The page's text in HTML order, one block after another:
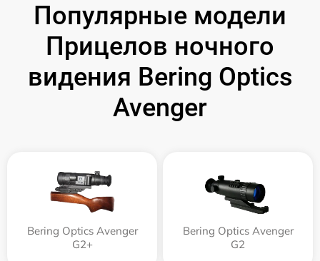
Популярные модели
Прицелов ночного
видения Bering Optics
Avenger
Bering Optics Avenger
G2+
Bering Optics Avenger
G2